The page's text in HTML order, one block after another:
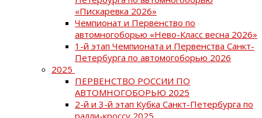
«Пискаревка 2026»
Чемпионат и Первенство по
автомногоборью «Нево-Класс весна 2026»
1-й этап Чемпионата и Первенства Санкт-
Петербурга по автомогоборью 2026
2025
ПЕРВЕНСТВО РОССИИ ПО
АВТОМНОГОБОРЬЮ 2025
2-й и 3-й этап Кубка Санкт-Петербурга по
ралли-кроссу 2025